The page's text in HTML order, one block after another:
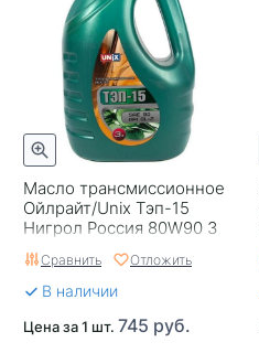
Масло трансмиссионное
Ойлрайт/Unix Тэп-15
Нигрол Россия 80W90 3
Сравнить Отложить
В наличии
Цена за 1 шт. 745 руб.